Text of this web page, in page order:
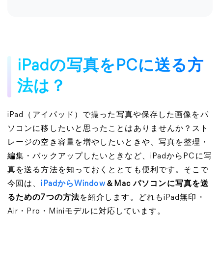
iPadの写真をPCに送る方
法は？
iPad（アイパッド）で撮った写真や保存した画像をパ
ソコンに移したいと思ったことはありませんか？スト
レージの空き容量を増やしたいときや、写真を整理・
編集・バックアップしたいときなど、iPadからPCに写
真を送る方法を知っておくととても便利です。そこで
今回は、iPadからWindow ＆Mac パソコンに写真を送
るための7つの方法を紹介します。どれもiPad無印・
Air・Pro・Miniモデルに対応しています。